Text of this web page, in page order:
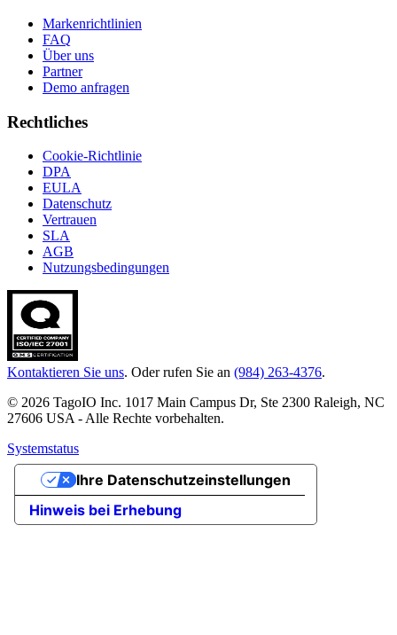
Markenrichtlinien
FAQ
Über uns
Partner
Demo anfragen
Rechtliches
Cookie-Richtlinie
DPA
EULA
Datenschutz
Vertrauen
SLA
AGB
Nutzungsbedingungen
Kontaktieren Sie uns. Oder rufen Sie an (984) 263-4376.
© 2026 TagoIO Inc. 1017 Main Campus Dr, Ste 2300 Raleigh, NC
27606 USA - Alle Rechte vorbehalten.
Systemstatus
Hinweis bei Erhebung
Ihre Datenschutzeinstellungen